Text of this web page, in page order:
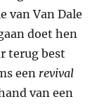
van Van Dale
doet hen
terug best
een revival
van een